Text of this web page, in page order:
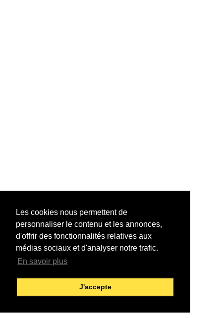
Les cookies nous permettent de
personnaliser le contenu et les annonces,
d'offrir des fonctionnalités relatives aux
médias sociaux et d'analyser notre trafic.
En savoir plus
J'accepte